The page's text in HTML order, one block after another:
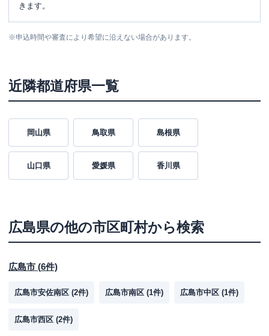
きます。
※申込時間や審査により希望に沿えない場合があります。
近隣都道府県一覧
岡山県 鳥取県 島根県
山口県 愛媛県 香川県
広島県の他の市区町村から検索
広島市 (6件)
広島市安佐南区 (2件) 広島市南区 (1件) 広島市中区 (1件)
広島市西区 (2件)